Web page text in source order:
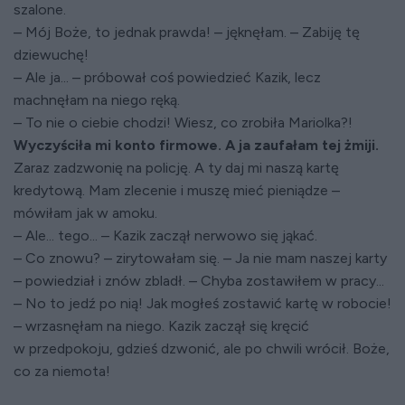
szalone.
– Mój Boże, to jednak prawda! – jęknęłam. – Zabiję tę
dziewuchę!
– Ale ja... – próbował coś powiedzieć Kazik, lecz
machnęłam na niego ręką.
– To nie o ciebie chodzi! Wiesz, co zrobiła Mariolka?!
Wyczyściła mi konto firmowe. A ja zaufałam tej żmiji.
Zaraz zadzwonię na policję. A ty daj mi naszą kartę
kredytową. Mam zlecenie i muszę mieć pieniądze –
mówiłam jak w amoku.
– Ale... tego... – Kazik zaczął nerwowo się jąkać.
– Co znowu? – zirytowałam się. – Ja nie mam naszej karty
– powiedział i znów zbladł. – Chyba zostawiłem w pracy...
– No to jedź po nią! Jak mogłeś zostawić kartę w robocie!
– wrzasnęłam na niego. Kazik zaczął się kręcić
w przedpokoju, gdzieś dzwonić, ale po chwili wrócił. Boże,
co za niemota!